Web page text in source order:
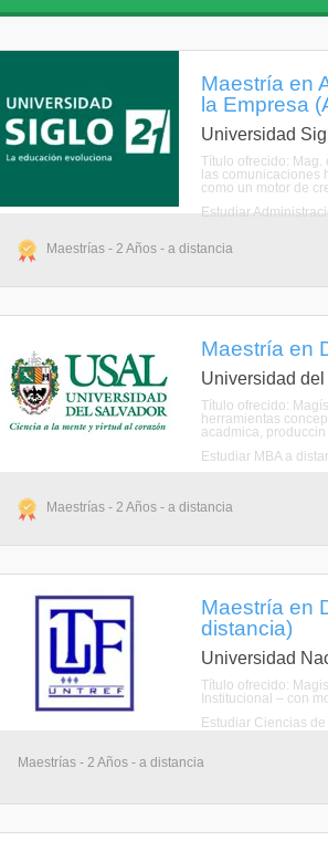
Maestría en
la Empresa
Universidad
Título ofrecido: Mag.
las comunicaciones
como un motor de
Estudiar
Maestrías - 2 Años - a distancia
Maestría en
Universidad
Título ofrecido:
herramientas
acadmica, produccin
Estudiar MBA a
Maestrías - 2 Años - a distancia
Maestría en
distancia)
Universidad
Título ofrecido:
Institucional – con
Estudiar Ciencias
Maestrías - 2 Años - a distancia